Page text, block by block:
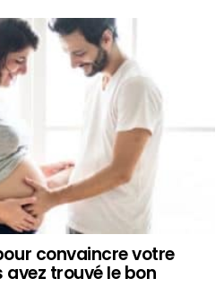
convaincre votre
trouvé le bon